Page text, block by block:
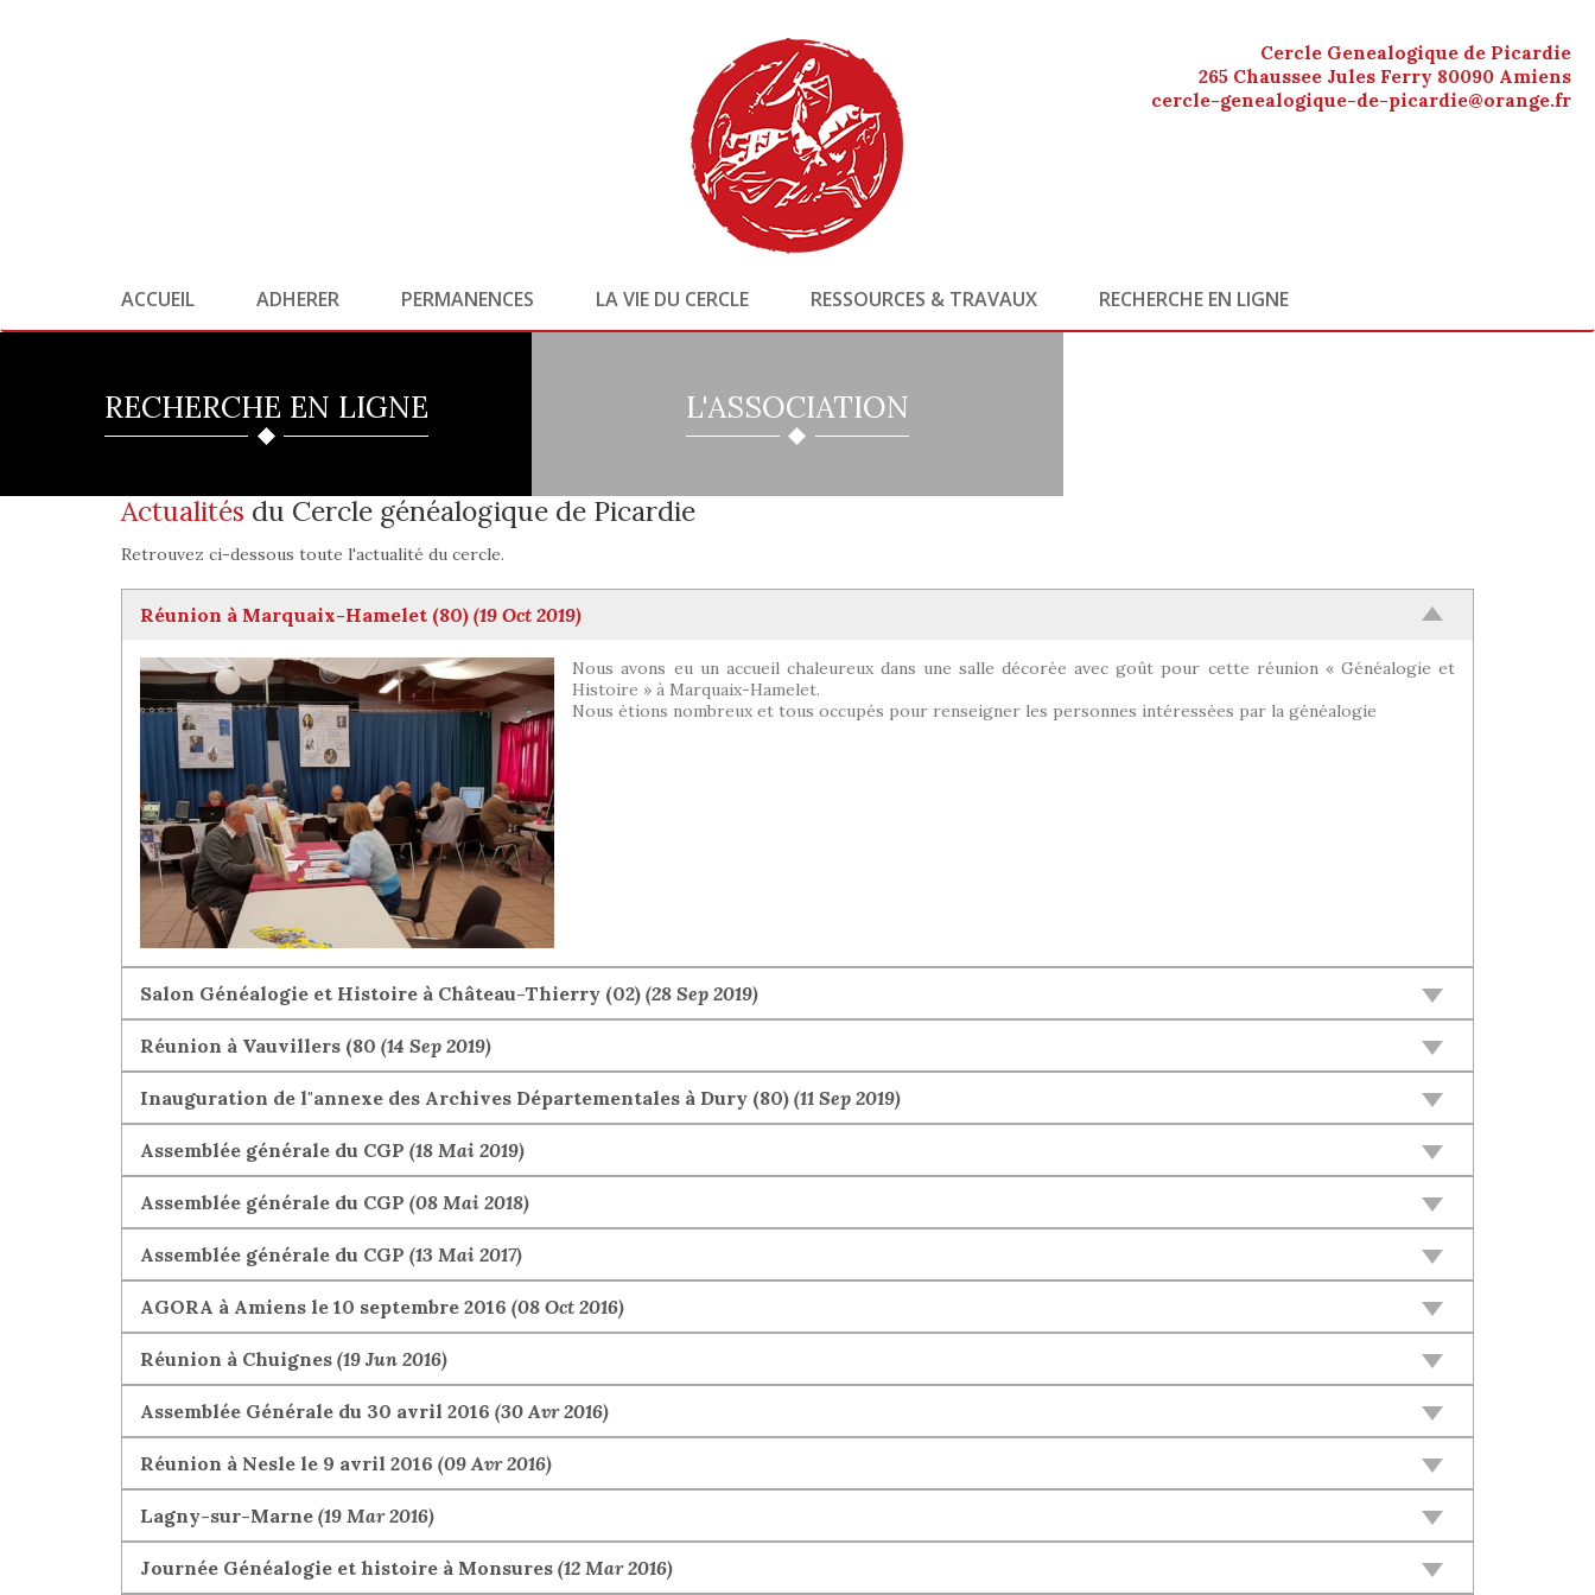
Cercle Genealogique de Picardie
265 Chaussee Jules Ferry 80090 Amiens
cercle-genealogique-de-picardie@orange.fr
ACCUEIL ADHERER PERMANENCES LA VIE DU CERCLE RESSOURCES & TRAVAUX RECHERCHE EN LIGNE
RECHERCHE EN LIGNE L'ASSOCIATION
Actualités du Cercle généalogique de Picardie
Retrouvez ci-dessous toute l'actualité du cercle.
Réunion à Marquaix-Hamelet (80) (19 Oct 2019)
Nous avons eu un accueil chaleureux dans une salle décorée avec goût pour cette réunion « Généalogie et
Histoire » à Marquaix-Hamelet.
Nous étions nombreux et tous occupés pour renseigner les personnes intéressées par la généalogie
Salon Généalogie et Histoire à Château-Thierry (02) (28 Sep 2019)
Réunion à Vauvillers (80 (14 Sep 2019)
Inauguration de l"annexe des Archives Départementales à Dury (80) (11 Sep 2019)
Assemblée générale du CGP (18 Mai 2019)
Assemblée générale du CGP (08 Mai 2018)
Assemblée générale du CGP (13 Mai 2017)
AGORA à Amiens le 10 septembre 2016 (08 Oct 2016)
Réunion à Chuignes (19 Jun 2016)
Assemblée Générale du 30 avril 2016 (30 Avr 2016)
Réunion à Nesle le 9 avril 2016 (09 Avr 2016)
Lagny-sur-Marne (19 Mar 2016)
Journée Généalogie et histoire à Monsures (12 Mar 2016)